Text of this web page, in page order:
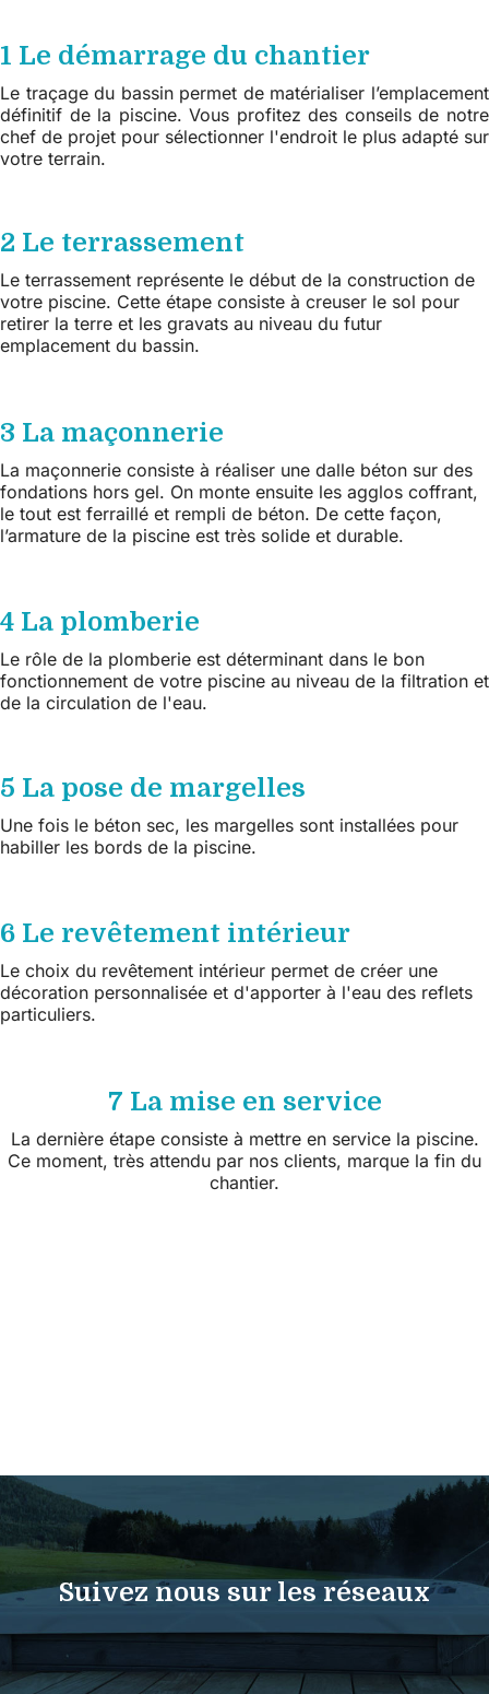
1 Le démarrage du chantier
Le traçage du bassin permet de matérialiser l’emplacement
définitif de la piscine. Vous profitez des conseils de notre
chef de projet pour sélectionner l'endroit le plus adapté sur
votre terrain.
2 Le terrassement
Le terrassement représente le début de la construction de
votre piscine. Cette étape consiste à creuser le sol pour
retirer la terre et les gravats au niveau du futur
emplacement du bassin.
3 La maçonnerie
La maçonnerie consiste à réaliser une dalle béton sur des
fondations hors gel. On monte ensuite les agglos coffrant,
le tout est ferraillé et rempli de béton. De cette façon,
l’armature de la piscine est très solide et durable.
4 La plomberie
Le rôle de la plomberie est déterminant dans le bon
fonctionnement de votre piscine au niveau de la filtration et
de la circulation de l'eau.
5 La pose de margelles
Une fois le béton sec, les margelles sont installées pour
habiller les bords de la piscine.
6 Le revêtement intérieur
Le choix du revêtement intérieur permet de créer une
décoration personnalisée et d'apporter à l'eau des reflets
particuliers.
7 La mise en service
La dernière étape consiste à mettre en service la piscine.
Ce moment, très attendu par nos clients, marque la fin du
chantier.
Suivez nous sur les réseaux